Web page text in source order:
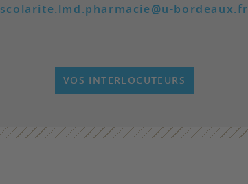
scolarite.lmd.pharmacie@u-bordeaux.fr
VOS INTERLOCUTEURS